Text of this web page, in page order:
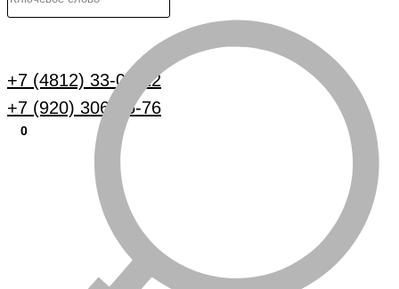
+7 (4812) 33-00-22
+7 (920) 306-25-76
0